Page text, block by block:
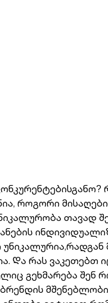
როგორი
თავად
რას ვაკეთებთ
გეხმარება შენ